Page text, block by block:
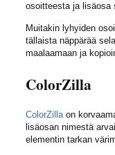
osoitteesta ja lisäosa
Muitakin lyhyiden
tällaista näppärää
maalaamaan ja
ColorZilla
ColorZillaon
lisäosan nimestä
elementin tarkan